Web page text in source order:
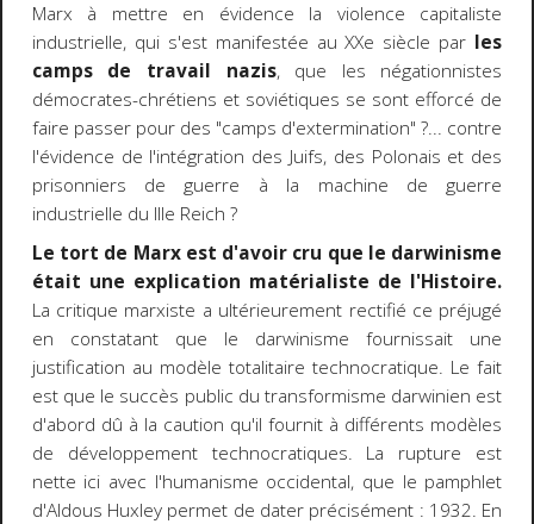
Marx à mettre en évidence la violence capitaliste
industrielle, qui s'est manifestée au XXe siècle par les
camps de travail nazis, que les négationnistes
démocrates-chrétiens et soviétiques se sont efforcé de
faire passer pour des "camps d'extermination" ?... contre
l'évidence de l'intégration des Juifs, des Polonais et des
prisonniers de guerre à la machine de guerre
industrielle du IIIe Reich ?
Le tort de Marx est d'avoir cru que le darwinisme
était une explication matérialiste de l'Histoire.
La critique marxiste a ultérieurement rectifié ce préjugé
en constatant que le darwinisme fournissait une
justification au modèle totalitaire technocratique. Le fait
est que le succès public du transformisme darwinien est
d'abord dû à la caution qu'il fournit à différents modèles
de développement technocratiques. La rupture est
nette ici avec l'humanisme occidental, que le pamphlet
d'Aldous Huxley permet de dater précisément : 1932. En